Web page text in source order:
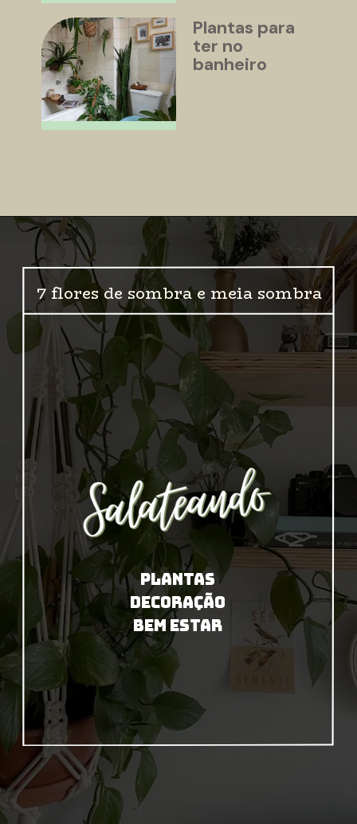
Plantas para
ter no
banheiro
7 flores de sombra e meia sombra
PLANTAS
DECORAÇÃO
BEM ESTAR